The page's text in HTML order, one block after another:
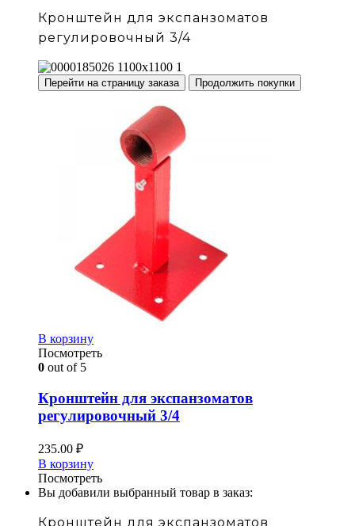
Кронштейн для экспанзоматов
регулировочный 3/4
Перейти на страницу заказа Продолжить покупки
В корзину
Посмотреть
0 out of 5
Кронштейн для экспанзоматов
регулировочный 3/4
235.00 ₽
В корзину
Посмотреть
Вы добавили выбранный товар в заказ:
Кронштейн для экспанзоматов